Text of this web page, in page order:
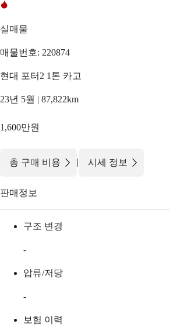
실매물
매물번호: 220874
현대 포터2 1톤 카고
23년 5월 | 87,822km
1,600만원
총 구매 비용 | 시세 정보
판매정보
구조 변경
-
압류/저당
-
보험 이력